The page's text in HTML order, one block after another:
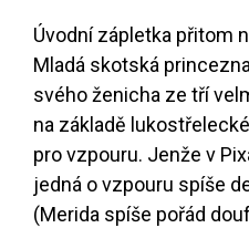
Úvodní zápletka přitom
Mladá skotská
svého ženicha ze tří
na základě
pro vzpouru. Jenže v
jedná o vzpouru spíše
(Merida spíše pořád